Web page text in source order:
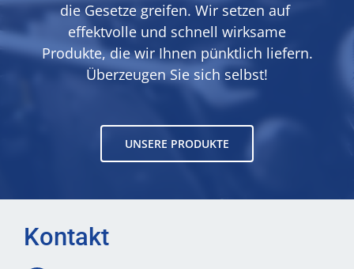
die Gesetze greifen. Wir setzen auf
effektvolle und schnell wirksame
Produkte, die wir Ihnen pünktlich liefern.
Überzeugen Sie sich selbst!
UNSERE PRODUKTE
Kontakt